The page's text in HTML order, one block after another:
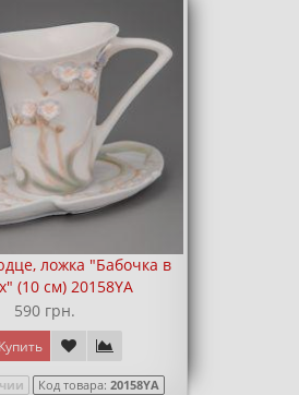
ложка "Бабочка в
(10 см) 20158YA
590 грн.
Купить
Код товара: 20158YA